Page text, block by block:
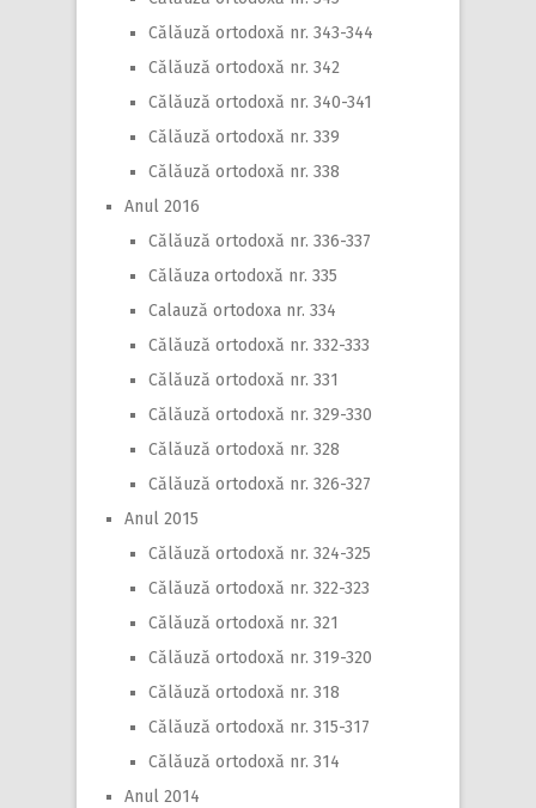
Călăuză ortodoxă nr. 343-344
Călăuză ortodoxă nr. 342
Călăuză ortodoxă nr. 340-341
Călăuză ortodoxă nr. 339
Călăuză ortodoxă nr. 338
Anul 2016
Călăuză ortodoxă nr. 336-337
Călăuza ortodoxă nr. 335
Calauză ortodoxa nr. 334
Călăuză ortodoxă nr. 332-333
Călăuză ortodoxă nr. 331
Călăuză ortodoxă nr. 329-330
Călăuză ortodoxă nr. 328
Călăuză ortodoxă nr. 326-327
Anul 2015
Călăuză ortodoxă nr. 324-325
Călăuză ortodoxă nr. 322-323
Călăuză ortodoxă nr. 321
Călăuză ortodoxă nr. 319-320
Călăuză ortodoxă nr. 318
Călăuză ortodoxă nr. 315-317
Călăuză ortodoxă nr. 314
Anul 2014